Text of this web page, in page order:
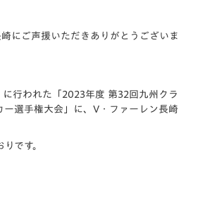
にご声援いただきありがとうございま
行われた「️2023年度 第32回九州クラ
ー選手権大会」に、V・ファーレン長崎
です。